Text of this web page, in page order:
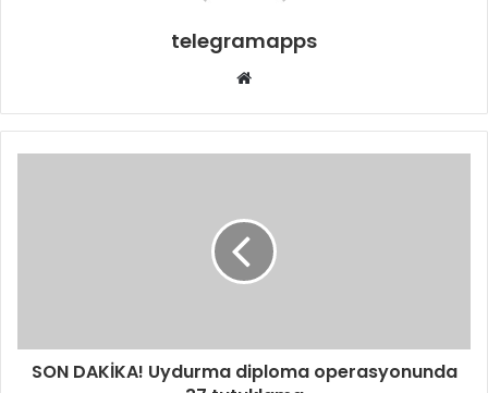
telegramapps
Web
SON DAKİKA! Uydurma diploma operasyonunda